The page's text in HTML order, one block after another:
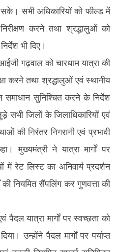
सके। सभी अधिकारियों को फील्ड में
करने तथा श्रद्धालुओं को
भी दिए।
गढ़वाल को चारधाम यात्रा की
करने तथा श्रद्धालुओं एवं स्थानीय
समाधान सुनिश्चित करने के निर्देश
सभी जिलों के जिलाधिकारियों एवं
की निरंतर निगरानी एवं प्रभावी
मुख्यमंत्री ने यात्रा मार्गों पर
में रेट लिस्ट का अनिवार्य प्रदर्शन
की नियमित सैंपलिंग कर गुणवत्ता की
पैदल यात्रा मार्गों पर स्वच्छता को
उन्होंने पैदल मार्गों पर पर्याप्त